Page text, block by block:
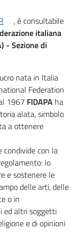
, è consultabile
italiana
- Sezione di
nata in Italia
Federation
1967 FIDAPA ha
alata, simbolo
a ottenere
condivide con la
lo
e sostenere le
delle arti, delle
o in
ed altri soggetti
e di opinioni